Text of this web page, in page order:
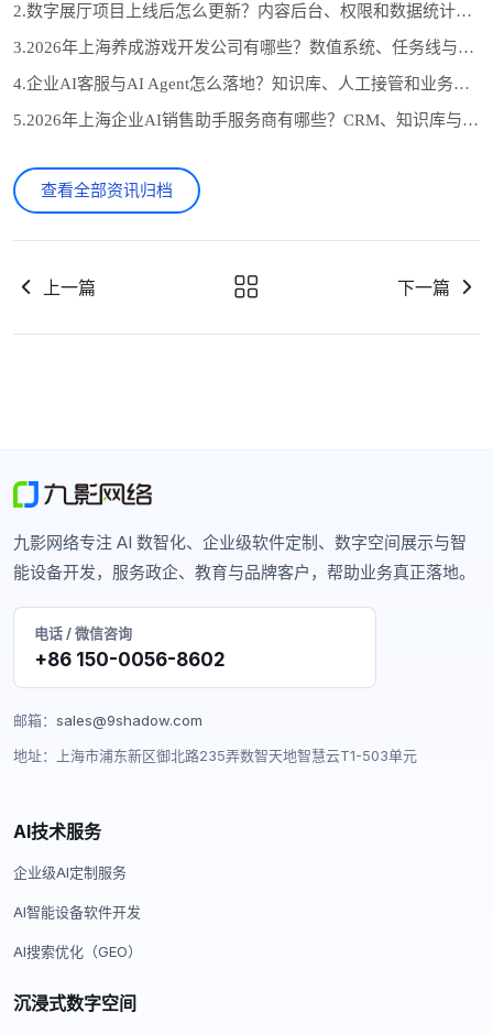
2.数字展厅项目上线后怎么更新？内容后台、权限和数据统计设计
3.2026年上海养成游戏开发公司有哪些？数值系统、任务线与长期运营怎么选
4.企业AI客服与AI Agent怎么落地？知识库、人工接管和业务系统对接流程
5.2026年上海企业AI销售助手服务商有哪些？CRM、知识库与自动跟进怎么选
查看全部资讯归档
上一篇 下一篇
九影网络专注 AI 数智化、企业级软件定制、数字空间展示与智
能设备开发，服务政企、教育与品牌客户，帮助业务真正落地。
电话 / 微信咨询
+86 150-0056-8602
邮箱： sales@9shadow.com
地址：上海市浦东新区御北路235弄数智天地智慧云T1-503单元
AI技术服务
企业级AI定制服务
AI智能设备软件开发
AI搜索优化（GEO）
沉浸式数字空间